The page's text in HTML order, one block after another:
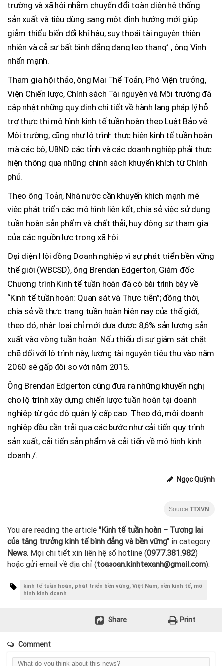
trường và xã hội nhằm chuyển đổi toàn diện hệ thống
sản xuất và tiêu dùng sang một định hướng mới giúp
giảm thiểu biến đổi khí hậu, suy thoái tài nguyên thiên
nhiên và cả sự bất bình đẳng đang leo thang” , ông Vinh
nhấn mạnh.
Tham gia hội thảo, ông Mai Thế Toản, Phó Viện trưởng,
Viện Chiến lược, Chính sách Tài nguyên và Môi trường đã
cập nhật những quy định chi tiết về hành lang pháp lý hỗ
trợ thực thi mô hình kinh tế tuần hoàn theo Luật Bảo vệ
Môi trường; cũng như lộ trình thực hiện kinh tế tuần hoàn
mà các bộ, UBND các tỉnh và các doanh nghiệp phải thực
hiện thông qua những chính sách khuyến khích từ Chính
phủ.
Theo ông Toản, Nhà nước cần khuyến khích mạnh mẽ
việc phát triển các mô hình liên kết, chia sẻ việc sử dụng
tuần hoàn sản phẩm và chất thải, huy động sự tham gia
của các nguồn lực trong xã hội.
Đại diện Hội đồng Doanh nghiệp vì sự phát triển bền vững
thế giới (WBCSD), ông Brendan Edgerton, Giám đốc
Chương trình Kinh tế tuần hoàn đã có bài trình bày về
“Kinh tế tuần hoàn: Quan sát và Thực tiễn”; đồng thời,
chia sẻ về thực trạng tuần hoàn hiện nay của thế giới,
theo đó, nhân loại chỉ mới đưa được 8,6% sản lượng sản
xuất vào vòng tuần hoàn. Nếu thiếu đi sự giám sát chặt
chẽ đối với lộ trình này, lượng tài nguyên tiêu thụ vào năm
2060 sẽ gấp đôi so với năm 2015.
Ông Brendan Edgerton cũng đưa ra những khuyến nghị
cho lộ trình xây dựng chiến lược tuần hoàn tại doanh
nghiệp từ góc độ quản lý cấp cao. Theo đó, mỗi doanh
nghiệp đều cần trải qua các bước như cải tiến quy trình
sản xuất, cải tiến sản phẩm và cải tiến về mô hình kinh
doanh./.
Ngọc Quỳnh
Source TTXVN
You are reading the article "Kinh tế tuần hoàn – Tương lai
của tăng trưởng kinh tế bình đẳng và bền vững" in category
News. Mọi chi tiết xin liên hệ số hotline (0977.381.982)
hoặc gửi email về địa chỉ (toasoan.kinhtexanh@gmail.com).
kinh tế tuần hoàn, phát triển bền vững, Việt Nam, nền kinh tế, mô
hình kinh doanh
Share Print
Comment